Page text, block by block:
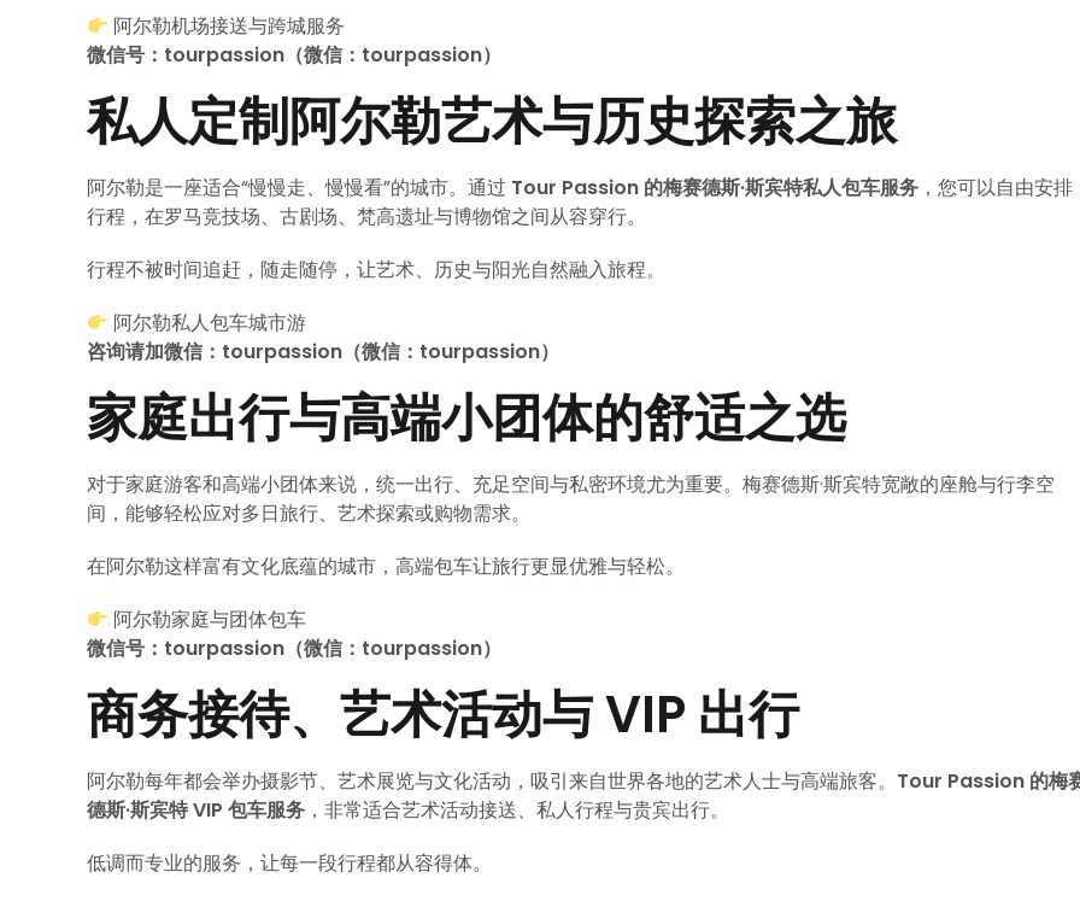
阿尔勒机场接送与跨城服务
微信号：tourpassion（微信：tourpassion）
私人定制阿尔勒艺术与历史探索之旅
阿尔勒是一座适合“慢慢走、慢慢看”的城市。通过 Tour Passion 的梅赛德斯·斯宾特私人包车服务 ，您可以自由安排
行程，在罗马竞技场、古剧场、梵高遗址与博物馆之间从容穿行。
行程不被时间追赶，随走随停，让艺术、历史与阳光自然融入旅程。
阿尔勒私人包车城市游
咨询请加微信：tourpassion（微信：tourpassion）
家庭出行与高端小团体的舒适之选
对于家庭游客和高端小团体来说，统一出行、充足空间与私密环境尤为重要。梅赛德斯·斯宾特宽敞的座舱与行李空
间，能够轻松应对多日旅行、艺术探索或购物需求。
在阿尔勒这样富有文化底蕴的城市，高端包车让旅行更显优雅与轻松。
阿尔勒家庭与团体包车
微信号：tourpassion（微信：tourpassion）
商务接待、艺术活动与 VIP 出行
阿尔勒每年都会举办摄影节、艺术展览与文化活动，吸引来自世界各地的艺术人士与高端旅客。 Tour Passion 的梅
德斯·斯宾特 VIP 包车服务 ，非常适合艺术活动接送、私人行程与贵宾出行。
低调而专业的服务，让每一段行程都从容得体。